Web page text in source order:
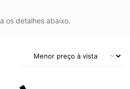
os detalhes abaixo.